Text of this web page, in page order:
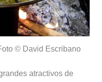
© David Escribano
atractivos de